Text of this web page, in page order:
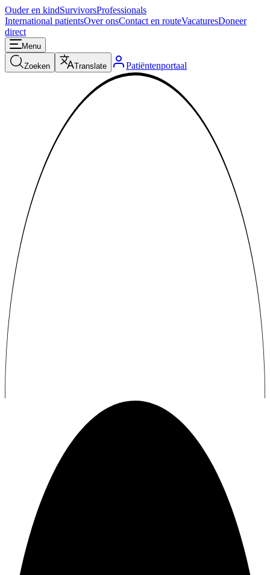
Ouder en kindSurvivorsProfessionals
International patientsOver onsContact en routeVacaturesDoneer
direct
Menu
Zoeken Translate Patiëntenportaal